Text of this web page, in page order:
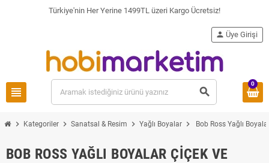
Türkiye'nin Her Yerine 1499TL üzeri Kargo Ücretsiz!
view_headline search
person Üye Girişi
0
chevron_right Kategoriler chevron_right Sanatsal & Resim chevron_right Yağlı Boyalar chevron_right Bob Ross Yağlı
BOB ROSS YAĞLI BOYALAR ÇIÇEK VE